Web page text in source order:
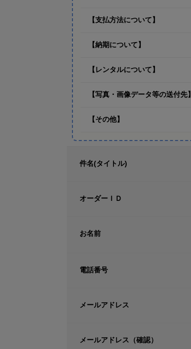
【支払方法について】
【納期について】
【レンタルについて】
【写真・画像データ等の送付先】
【その他】
件名(タイトル)
オーダーＩＤ
お名前
電話番号
メールアドレス
メールアドレス（確認）